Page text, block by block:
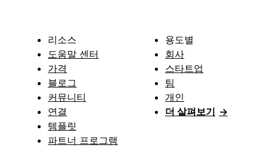
리소스
도움말 센터
가격
블로그
커뮤니티
연결
템플릿
파트너 프로그램
용도별
회사
스타트업
팀
개인
더 살펴보기 →